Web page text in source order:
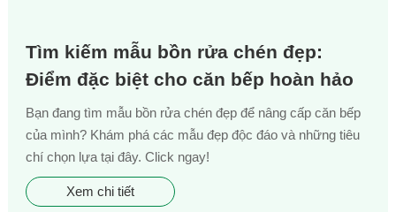
Tìm kiếm mẫu bồn rửa chén đẹp:
Điểm đặc biệt cho căn bếp hoàn hảo
Bạn đang tìm mẫu bồn rửa chén đẹp để nâng cấp căn bếp
của mình? Khám phá các mẫu đẹp độc đáo và những tiêu
chí chọn lựa tại đây. Click ngay!
Xem chi tiết